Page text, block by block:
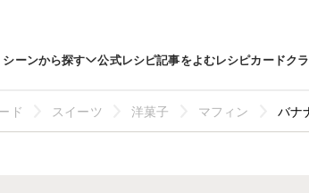
シーンから探す 公式レシピ記事をよむレシピカードク
ド スイーツ 洋菓子 マフィン バナ